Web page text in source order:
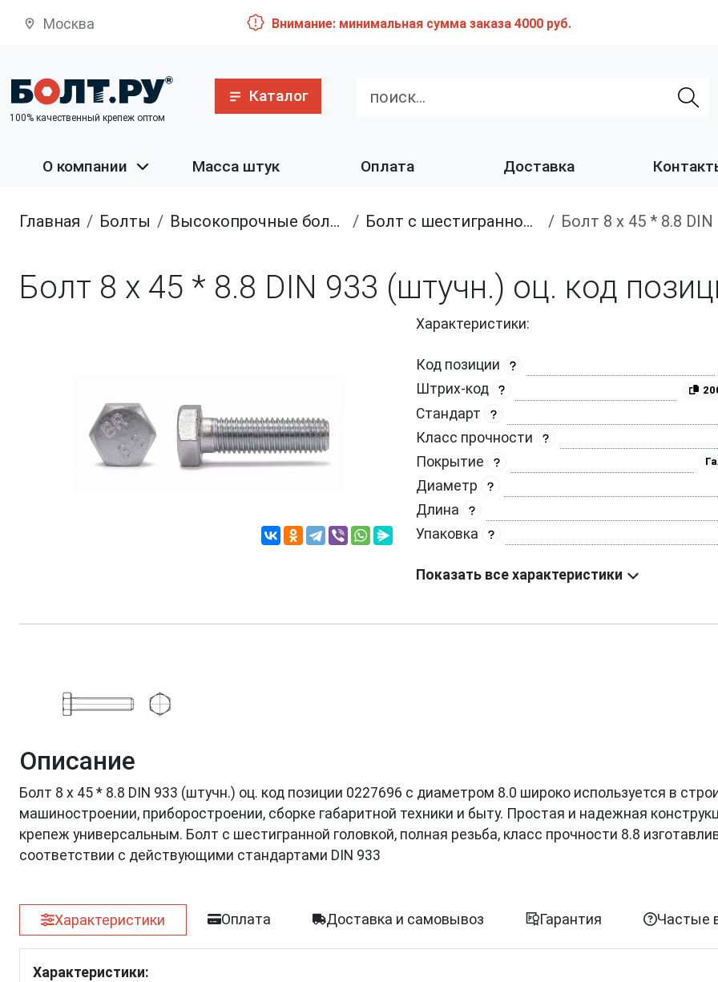
Москва Внимание: минимальная сумма заказа 4000 руб.
100% качественный крепеж оптом
Каталог
О компании Масса штук Оплата Доставка
Главная болты высокопрочные болты Болт с шестигранной головкой, полная резьба, класс прочности 8.8 Болт 8 х 45 * 8.8
Болт 8 х 45 * 8.8 DIN 933 (штучн.) оц. код
Характеристики:
Код позиции
Штрих-код
Стандарт
Класс прочности
Покрытие
Диаметр
Длина
Упаковка
Показать все характеристики
Описание
Болт 8 х 45 * 8.8 DIN 933 (штучн.) оц. код позиции 0227696 с диаметром 8.0 широко используется в
машиностроении, приборостроении, сборке габаритной техники и быту. Простая и надежная
крепеж универсальным. Болт с шестигранной головкой, полная резьба, класс прочности 8.8
соответствии с действующими стандартами DIN 933
Характеристики Оплата Доставка и самовывоз Гарантия Частые
Характеристики: